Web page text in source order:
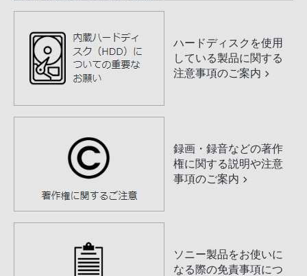
ハードディスクを使用
している製品に関する
注意事項のご案内
録画・録音などの著作
権に関する説明や注意
事項のご案内
ソニー製品をお使いに
なる際の免責事項につ